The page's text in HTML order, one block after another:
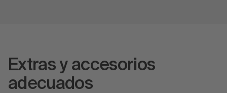
Extras y accesorios
adecuados